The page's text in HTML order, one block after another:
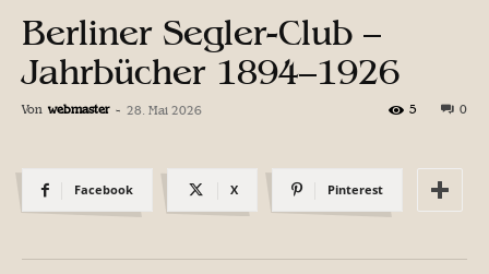
Berliner Segler-Club –
Jahrbücher 1894–1926
Von webmaster - 28. Mai 2026 0
5
Facebook X Pinterest